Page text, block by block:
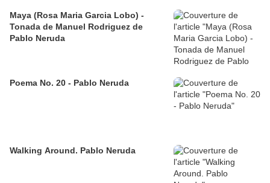
Maya (Rosa Maria Garcia Lobo) -
Tonada de Manuel Rodriguez de
Pablo Neruda
Poema No. 20 - Pablo Neruda
Walking Around. Pablo Neruda